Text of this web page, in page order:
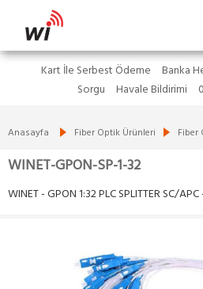
Kart İle Serbest Ödeme Banka
Sorgu
Havale Bildirimi
Anasayfa Fiber Optik Ürünleri Fiber
WINET-GPON-SP-1-32
WINET - GPON 1:32 PLC SPLITTER SC/